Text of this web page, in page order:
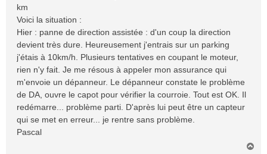
g
e
km
Voici la situation :
Hier : panne de direction assistée : d'un coup la direction
devient très dure. Heureusement j'entrais sur un parking
j'étais à 10km/h. Plusieurs tentatives en coupant le moteur,
rien n'y fait. Je me résous à appeler mon assurance qui
m'envoie un dépanneur. Le dépanneur constate le problème
de DA, ouvre le capot pour vérifier la courroie. Tout est OK. Il
redémarre... problème parti. D'après lui peut être un capteur
qui se met en erreur... je rentre sans problème.
Pascal